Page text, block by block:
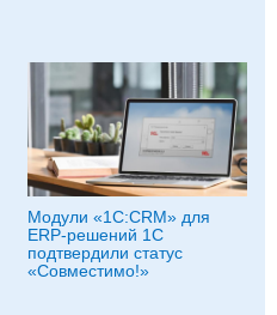
Модули «1С:CRM» для
ERP-решений 1С
подтвердили статус
«Совместимо!»